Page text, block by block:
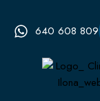
640 608 809